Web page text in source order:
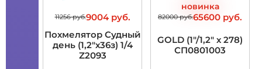
11256 руб.9004 руб.
Похмелятор Судный
день (1,2"х36з) 1/4
Z2093
новинка
82000 руб.65600 руб.
GOLD (1"/1,2" х 278)
СП0801003